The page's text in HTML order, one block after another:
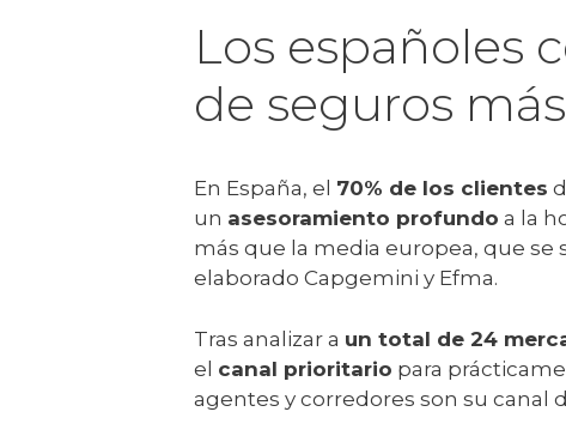
Los españoles
de seguros
En España, el 70% de los clientes
un asesoramiento profundo a la
más que la media europea, que se
elaborado Capgemini y Efma.
Tras analizar a un total de 24
el canal prioritario para
agentes y corredores son su canal